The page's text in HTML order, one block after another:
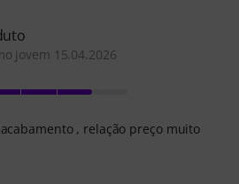
jovem 15.04.2026
, relação preço muito